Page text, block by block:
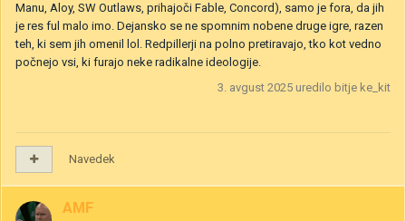
Manu, Aloy, SW Outlaws, prihajoči Fable, Concord), samo je fora, da jih
je res ful malo imo. Dejansko se ne spomnim nobene druge igre, razen
teh, ki sem jih omenil lol. Redpillerji na polno pretiravajo, tko kot vedno
počnejo vsi, ki furajo neke radikalne ideologije.
3. avgust 2025 uredilo bitje ke_kit
Navedek
AMF